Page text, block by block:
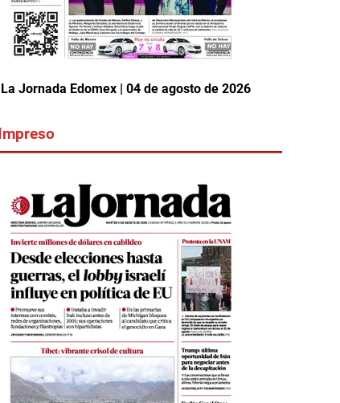
La Jornada Edomex | 04 de agosto de 2026
Impreso